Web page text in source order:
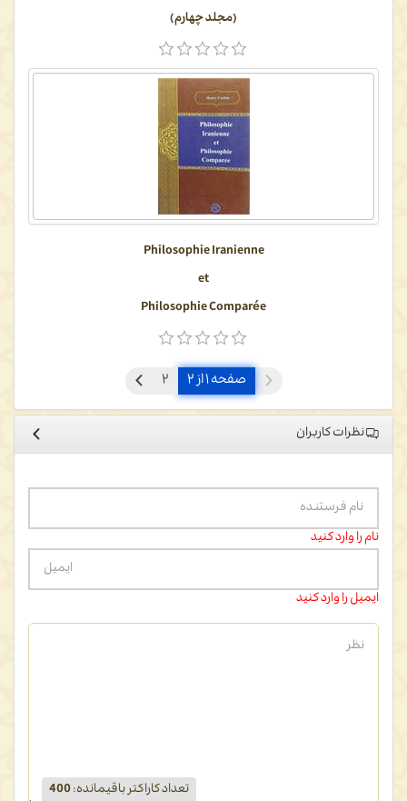
(مجلد چهارم)
Philosophie Iranienne
et
Philosophie Comparée
صفحه ۱ از ۲
نظرات کاربران
نام را وارد کنید
ایمیل را وارد کنید
تعداد کاراکتر باقیمانده:
400